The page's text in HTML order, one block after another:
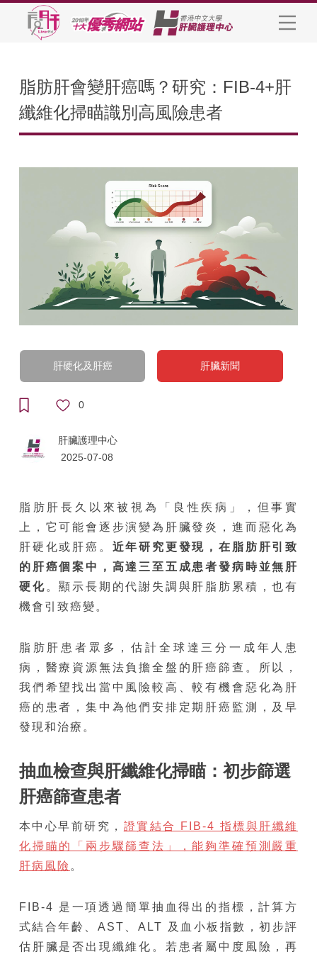
脂肪肝會變肝癌嗎？研究：FIB-4+肝
纖維化掃瞄識別高風險患者
肝硬化及肝癌 肝臟新聞
0
肝臟護理中心
2025-07-08
脂肪肝長久以來被視為「良性疾病」，但事實
上，它可能會逐步演變為肝臟發炎，進而惡化為
肝硬化或肝癌。 近年研究更發現，在 脂肪肝引致
的肝癌個案中，高達三至五成患者發病時並無肝
硬化 。顯示長期的代謝失調與肝脂肪累積，也有
機會引致癌變。
脂肪肝患者眾多，估計全球達三分一成年人患
病，醫療資源無法負擔全盤的肝癌篩查。所以，
我們希望找出當中風險較高、較有機會惡化為肝
癌的患者，集中為他們安排定期肝癌監測，及早
發現和治療。
抽血檢查與肝纖維化掃瞄： 初步篩選
肝癌篩查患者
本中心早前研究， 證實結合 FIB-4 指標與肝纖維
化掃瞄的「兩步驟篩查法」，能夠準確預測嚴重
肝病風險 。
FIB-4 是一項透過簡單抽血得出的指標，計算方
式結合年齡、AST、ALT 及血小板指數，初步評
估肝臟是否出現纖維化。若患者屬中度風險，再